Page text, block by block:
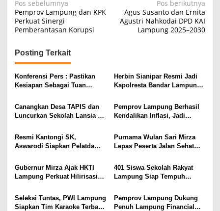
N
a
v
i
g
a
s
i
p
s
Pos sebelumnya
Pemprov Lampung dan KPK
Perkuat Sinergi
Pemberantasan Korupsi
Pos berikutnya
Agus Susanto dan Ernita
Agustri Nahkodai DPD KAI
Lampung 2025–2030
Posting Terkait
Konferensi Pers : Pastikan
Kesiapan Sebagai Tuan
Tiga Venue Pelaksanaan
Soeratin Cup Piala Gubernur
Herbin Sianipar Resmi Jadi
Kapolresta Bandar Lampung,
Prioritas
Canangkan Desa TAPIS dan
Luncurkan Sekolah Lansia di
TP PKK Lampung Dorong
Pembangunan SDM Dimulai
Pemprov Lampung Berhasil
Kendalikan Inflasi, Jadi
Terendah di Sumatera
Resmi Kantongi SK,
Aswarodi Siapkan Pelatda
Menuju Porwanas 2027
Purnama Wulan Sari Mirza
Lepas Peserta Jalan Sehat
Lansia Sehat dan Bahagia
Gubernur Mirza Ajak HKTI
Lampung Perkuat Hilirisasi
Kesejahteraan Petani
401 Siswa Sekolah Rakyat
Lampung Siap Tempuh
Dorong Lahirnya Generasi
Emas
Seleksi Tuntas, PWI Lampung
Siapkan Tim Karaoke Terbaik
Pemprov Lampung Dukung
Penuh Lampung Financial